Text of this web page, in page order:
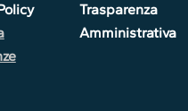
Trasparenza
Amministrativa